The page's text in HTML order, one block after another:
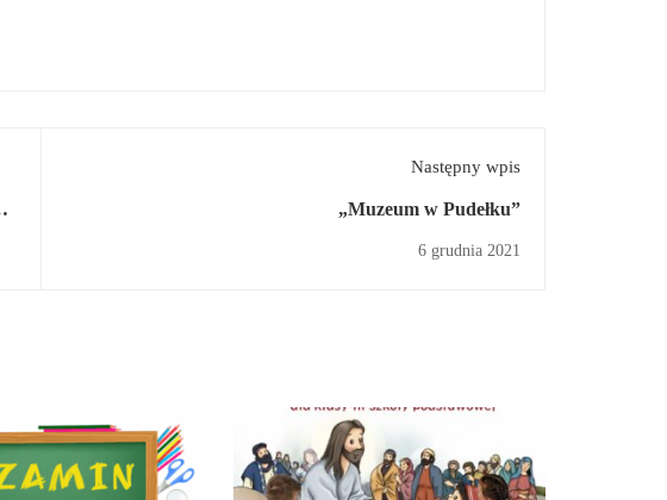
Następny wpis
„Muzeum w Pudełku”
6 grudnia 2021